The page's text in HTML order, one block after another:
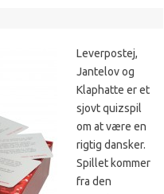
Leverpostej,
Jantelov og
Klaphatte er et
sjovt quizspil
om at være en
rigtig dansker.
Spillet kommer
fra den